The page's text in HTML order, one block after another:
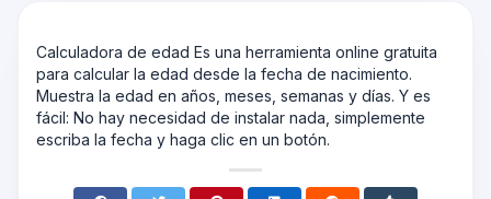
Calculadora de edad Es una herramienta online gratuita
para calcular la edad desde la fecha de nacimiento.
Muestra la edad en años, meses, semanas y días. Y es
fácil: No hay necesidad de instalar nada, simplemente
escriba la fecha y haga clic en un botón.